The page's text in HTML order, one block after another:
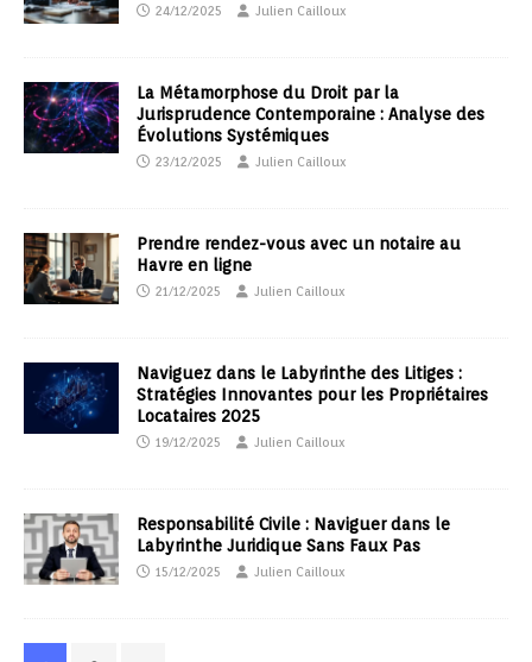
24/12/2025 Julien Cailloux
La Métamorphose du Droit par la
Jurisprudence Contemporaine : Analyse des
Évolutions Systémiques
23/12/2025 Julien Cailloux
Prendre rendez-vous avec un notaire au
Havre en ligne
21/12/2025 Julien Cailloux
Naviguez dans le Labyrinthe des Litiges :
Stratégies Innovantes pour les Propriétaires
Locataires 2025
19/12/2025 Julien Cailloux
Responsabilité Civile : Naviguer dans le
Labyrinthe Juridique Sans Faux Pas
15/12/2025 Julien Cailloux